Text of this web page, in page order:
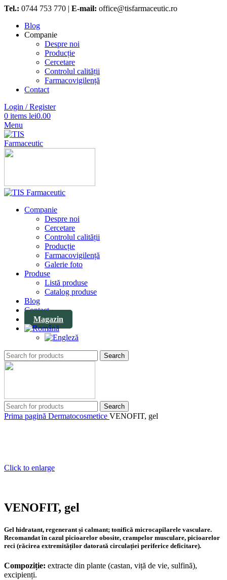
Tel.: 0744 753 770 | E-mail: office@tisfarmaceutic.ro
Blog
Companie
Despre noi
Producție
Cercetare
Controlul calității
Farmacovigilență
Contact
Login / Register
0 items lei0.00
Menu
Companie
Despre noi
Cercetare
Controlul calității
Producție
Farmacovigilență
Galerie foto
Produse
Listă produse
Catalog produse
Blog
Contact
Magazin
Search
Search
Prima pagină Dermatocosmetice VENOFIT, gel
Click to enlarge
VENOFIT, gel
Gel hidratant, regenerant și calmant; tonifică microcapilarele vasculare.
Recomandat în cazul picioarelor obosite, crampelor musculare, picioarelor
reci (răcirea extremităților datorată circulației periferice deficitare).
Compoziție: extracte din plante (castan, viță de vie, sulfină),
excipienți.